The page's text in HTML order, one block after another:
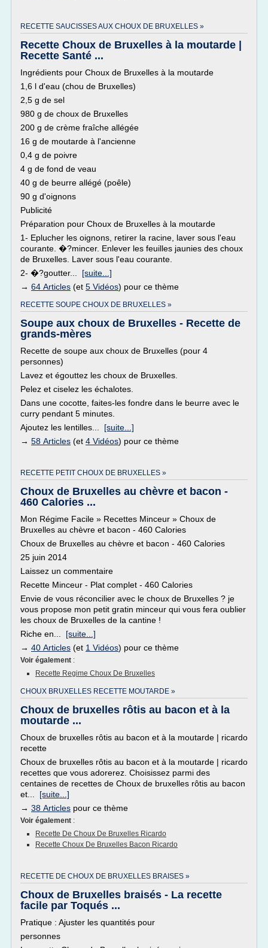
RECETTE SAUCISSES AUX CHOUX DE BRUXELLES »
Recette Choux de Bruxelles à la moutarde |
Recette Santé ...
Ingrédients pour Choux de Bruxelles à la moutarde
1,6 l d'eau (chou de Bruxelles)
2,5 g de sel
980 g de choux de Bruxelles
200 g de crème fraîche allégée
16 g de moutarde à l'ancienne
0,4 g de poivre
4 g de fond de veau
40 g de beurre allégé (poêle)
90 g d'oignons
Publicité
Préparation pour Choux de Bruxelles à la moutarde
1- Eplucher les oignons, retirer la racine, laver sous l'eau
courante. �?mincer. Enlever les feuilles jaunies des choux
de Bruxelles. Laver sous l'eau courante.
2- �?goutter... [suite...]
→ 64 Articles (et 5 Vidéos) pour ce thème
RECETTE SOUPE CHOUX DE BRUXELLES »
Soupe aux choux de Bruxelles - Recette de
grands-mères
Recette de soupe aux choux de Bruxelles (pour 4
personnes)
Lavez et égouttez les choux de Bruxelles.
Pelez et ciselez les échalotes.
Dans une cocotte, faites-les fondre dans le beurre avec le
curry pendant 5 minutes.
Ajoutez les lentilles... [suite...]
→ 58 Articles (et 4 Vidéos) pour ce thème
RECETTE PETIT CHOUX DE BRUXELLES »
Choux de Bruxelles au chèvre et bacon -
460 Calories ...
Mon Régime Facile » Recettes Minceur » Choux de
Bruxelles au chèvre et bacon - 460 Calories
Choux de Bruxelles au chèvre et bacon - 460 Calories
25 juin 2014
Laissez un commentaire
Recette Minceur - Plat complet - 460 Calories
Envie de vous réconcilier avec le choux de Bruxelles ? je
vous propose mon petit gratin minceur qui vous fera oublier
les choux de Bruxelles de la cantine !
Riche en... [suite...]
→ 40 Articles (et 1 Vidéos) pour ce thème
Voir également :
Recette Regime Choux De Bruxelles
CHOUX BRUXELLES RECETTE MOUTARDE »
Choux de bruxelles rôtis au bacon et à la
moutarde ...
Choux de bruxelles rôtis au bacon et à la moutarde | ricardo
recette
Choux de bruxelles rôtis au bacon et à la moutarde | ricardo
recettes que vous adorerez. Choisissez parmi des
centaines de recettes de Choux de bruxelles rôtis au bacon
et... [suite...]
→ 38 Articles pour ce thème
Voir également :
Recette De Choux De Bruxelles Ricardo
Recette Choux De Bruxelles Bacon Ricardo
RECETTE DE CHOUX DE BRUXELLES BRAISES »
Choux de Bruxelles braisés - La recette
facile par Toqués ...
Pratique : Ajuster les quantités pour
personnes